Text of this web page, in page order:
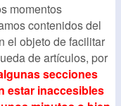
momentos
contenidos del
el objeto de facilitar
de artículos, por
secciones
estar inaccesibles